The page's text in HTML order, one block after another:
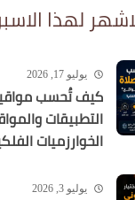
لهذا
يوليو 17, 2026
كيف تُحسب مواقيت
التطبيقات
الخوارزميات الفلكية
يوليو 3, 2026